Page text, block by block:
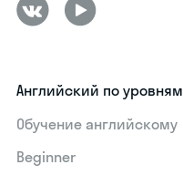
Английский по уровням
Обучение английскому
Beginner